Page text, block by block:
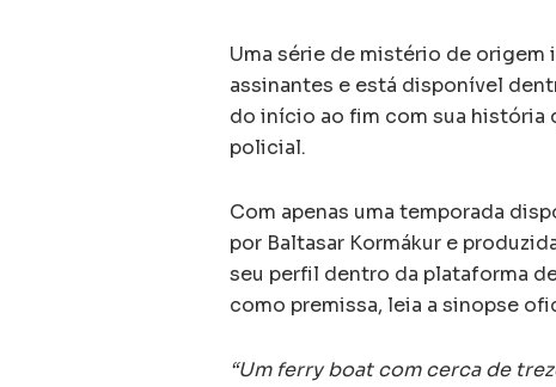
Uma série de mistério de origem
assinantes e está disponível
do início ao fim com sua história
policial.
Com apenas uma temporada
por Baltasar Kormákur e
seu perfil dentro da plataforma
como premissa, leia a sinopse
“Um ferry boat com cerca de